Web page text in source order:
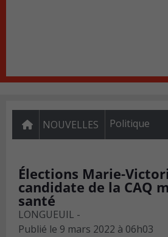
NOUVELLES Politique
Élections Marie-
candidate de la CAQ
santé
LONGUEUIL -
Publié le 9 mars 2022 à 06h03